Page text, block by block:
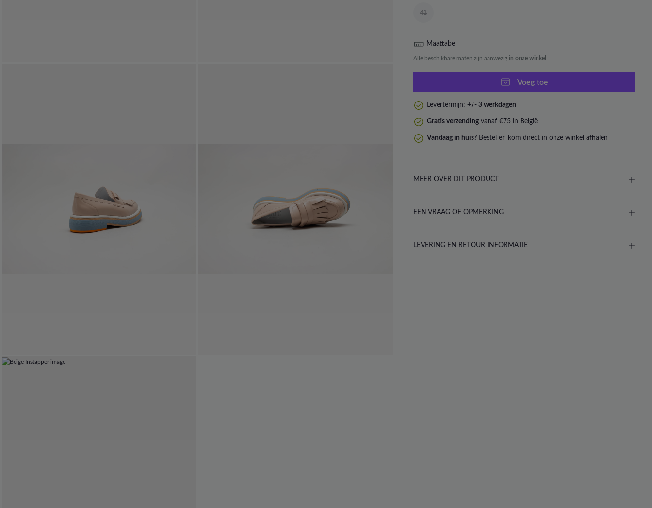
41
Maattabel
Alle beschikbare maten zijn aanwezig in onze winkel
Voeg toe
Levertermijn: +/- 3 werkdagen
Gratis verzending vanaf €75 in België
Vandaag in huis? Bestel en kom direct in onze winkel afhalen
MEER OVER DIT PRODUCT
EEN VRAAG OF OPMERKING
LEVERING EN RETOUR INFORMATIE